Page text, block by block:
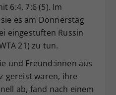
6:4, 7:6 (5). Im
es am Donnerstag
eingestuften Russin
21) zu tun.
und Freund:innen aus
gereist waren, ihre
ab, fand nach einem